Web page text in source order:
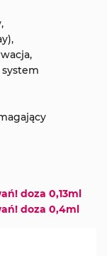
doza 0,13ml
doza 0,4ml